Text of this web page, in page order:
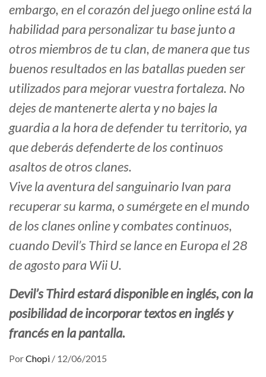
embargo, en el corazón del juego online está la
habilidad para personalizar tu base junto a
otros miembros de tu clan, de manera que tus
buenos resultados en las batallas pueden ser
utilizados para mejorar vuestra fortaleza. No
dejes de mantenerte alerta y no bajes la
guardia a la hora de defender tu territorio, ya
que deberás defenderte de los continuos
asaltos de otros clanes.
Vive la aventura del sanguinario Ivan para
recuperar su karma, o sumérgete en el mundo
de los clanes online y combates continuos,
cuando Devil’s Third se lance en Europa el 28
de agosto para Wii U.
Devil’s Third estará disponible en inglés, con la
posibilidad de incorporar textos en inglés y
francés en la pantalla.
PorChopi / 12/06/2015